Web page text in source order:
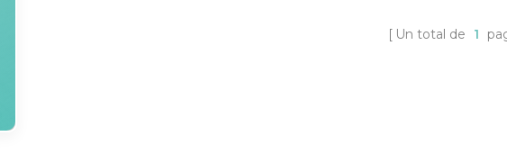
Un total de 1